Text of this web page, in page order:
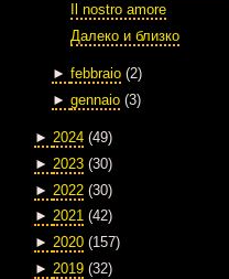
Il nostro amore
Далеко и близко
► febbraio (2)
► gennaio (3)
► 2024 (49)
► 2023 (30)
► 2022 (30)
► 2021 (42)
► 2020 (157)
► 2019 (32)